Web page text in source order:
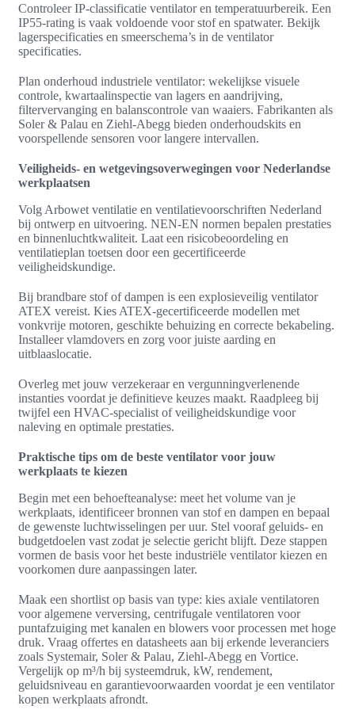
Controleer IP-classificatie ventilator en temperatuurbereik. Een
IP55‑rating is vaak voldoende voor stof en spatwater. Bekijk
lagerspecificaties en smeerschema’s in de ventilator
specificaties.
Plan onderhoud industriele ventilator: wekelijkse visuele
controle, kwartaalinspectie van lagers en aandrijving,
filtervervanging en balanscontrole van waaiers. Fabrikanten als
Soler & Palau en Ziehl‑Abegg bieden onderhoudskits en
voorspellende sensoren voor langere intervallen.
Veiligheids- en wetgevingsoverwegingen voor Nederlandse
werkplaatsen
Volg Arbowet ventilatie en ventilatievoorschriften Nederland
bij ontwerp en uitvoering. NEN‑EN normen bepalen prestaties
en binnenluchtkwaliteit. Laat een risicobeoordeling en
ventilatieplan toetsen door een gecertificeerde
veiligheidskundige.
Bij brandbare stof of dampen is een explosieveilig ventilator
ATEX vereist. Kies ATEX‑gecertificeerde modellen met
vonkvrije motoren, geschikte behuizing en correcte bekabeling.
Installeer vlamdovers en zorg voor juiste aarding en
uitblaaslocatie.
Overleg met jouw verzekeraar en vergunningverlenende
instanties voordat je definitieve keuzes maakt. Raadpleeg bij
twijfel een HVAC‑specialist of veiligheidskundige voor
naleving en optimale prestaties.
Praktische tips om de beste ventilator voor jouw
werkplaats te kiezen
Begin met een behoefteanalyse: meet het volume van je
werkplaats, identificeer bronnen van stof en dampen en bepaal
de gewenste luchtwisselingen per uur. Stel vooraf geluids- en
budgetdoelen vast zodat je selectie gericht blijft. Deze stappen
vormen de basis voor het beste industriële ventilator kiezen en
voorkomen dure aanpassingen later.
Maak een shortlist op basis van type: kies axiale ventilatoren
voor algemene verversing, centrifugale ventilatoren voor
puntafzuiging met kanalen en blowers voor processen met hoge
druk. Vraag offertes en datasheets aan bij erkende leveranciers
zoals Systemair, Soler & Palau, Ziehl‑Abegg en Vortice.
Vergelijk op m³/h bij systeemdruk, kW, rendement,
geluidsniveau en garantievoorwaarden voordat je een ventilator
kopen werkplaats afrondt.